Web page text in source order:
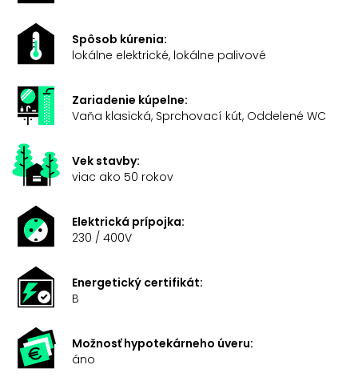
Spôsob kúrenia:
lokálne elektrické, lokálne palivové
Zariadenie kúpelne:
Vaňa klasická, Sprchovací kút, Oddelené WC
Vek stavby:
viac ako 50 rokov
Elektrická prípojka:
230 / 400V
Energetický certifikát:
B
Možnosť hypotekárneho úveru:
áno